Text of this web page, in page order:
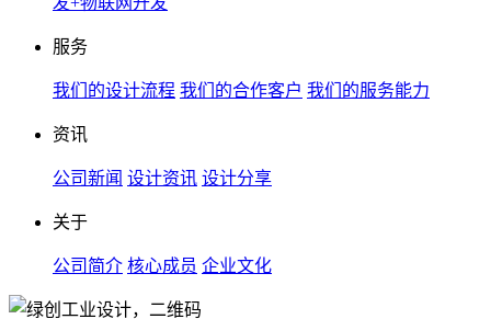
服务
我们的设计流程 我们的合作客户 我们的服务能力
资讯
公司新闻 设计资讯 设计分享
关于
公司简介 核心成员 企业文化